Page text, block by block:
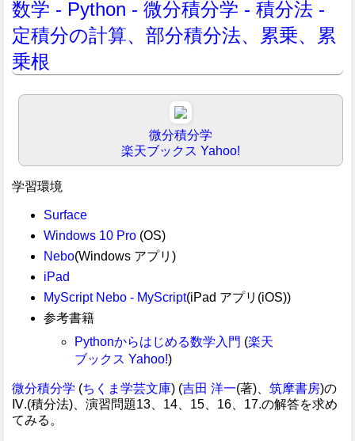
数学 - Python - 微分積分学 - 積分法 -
定積分の計算、部分積分法、累乗、累
乗根
微分積分学
楽天ブックス Yahoo!
学習環境
Surface
Windows 10 Pro(OS)
Nebo(Windows アプリ)
iPad
MyScript Nebo - MyScript(iPad アプリ(iOS))
参考書籍
Pythonからはじめる数学入門 (楽天
ブックス Yahoo!)
微分積分学 (ちくま学芸文庫) (吉田 洋一(著)、 筑摩書房)の
Ⅳ.(積分法)、演習問題13、14、15、16、17.の解答を求め
てみる。